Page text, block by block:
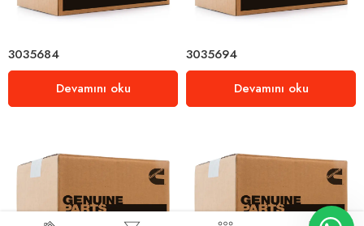
3035684
Devamını oku
3035694
Devamını oku